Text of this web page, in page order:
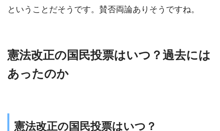
ということだそうです。賛否両論ありそうですね。
憲法改正の国民投票はいつ？過去には
あったのか
憲法改正の国民投票はいつ？